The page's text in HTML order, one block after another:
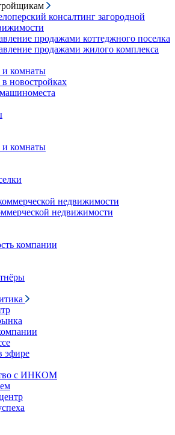
консалтинг загородной
продажами коттеджного поселка
продажами жилого комплекса
комнаты
новостройках
комнаты
недвижимости
недвижимости
компании
с ИНКОМ